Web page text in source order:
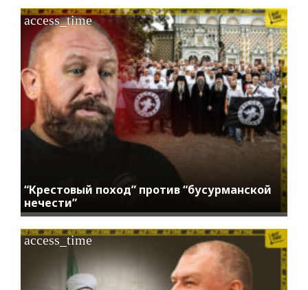
“Крестовый поход” против “бусурманской
нечести”
access_time
access_time